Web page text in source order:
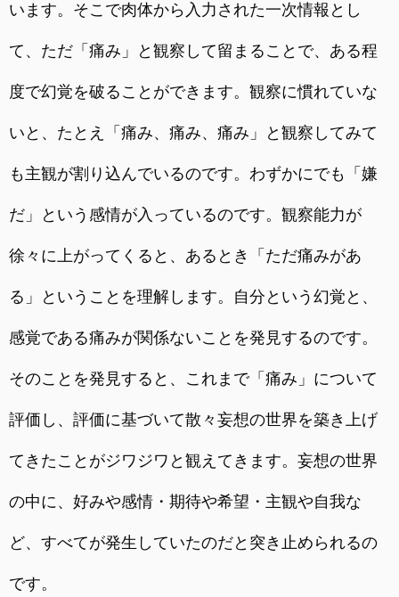
います。そこで肉体から入力された一次情報とし
て、ただ「痛み」と観察して留まることで、ある程
度で幻覚を破ることができます。観察に慣れていな
いと、たとえ「痛み、痛み、痛み」と観察してみて
も主観が割り込んでいるのです。わずかにでも「嫌
だ」という感情が入っているのです。観察能力が
徐々に上がってくると、あるとき「ただ痛みがあ
る」ということを理解します。自分という幻覚と、
感覚である痛みが関係ないことを発見するのです。
そのことを発見すると、これまで「痛み」について
評価し、評価に基づいて散々妄想の世界を築き上げ
てきたことがジワジワと観えてきます。妄想の世界
の中に、好みや感情・期待や希望・主観や自我な
ど、すべてが発生していたのだと突き止められるの
です。